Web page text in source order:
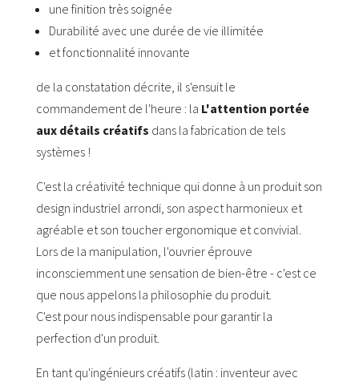
une finition très soignée
Durabilité avec une durée de vie illimitée
et fonctionnalité innovante
de la constatation décrite, il s'ensuit le
commandement de l'heure : la L'attention portée
aux détails créatifs dans la fabrication de tels
systèmes !
C'est la créativité technique qui donne à un produit son
design industriel arrondi, son aspect harmonieux et
agréable et son toucher ergonomique et convivial.
Lors de la manipulation, l'ouvrier éprouve
inconsciemment une sensation de bien-être - c'est ce
que nous appelons la philosophie du produit.
C'est pour nous indispensable pour garantir la
perfection d'un produit.
En tant qu'ingénieurs créatifs (latin : inventeur avec